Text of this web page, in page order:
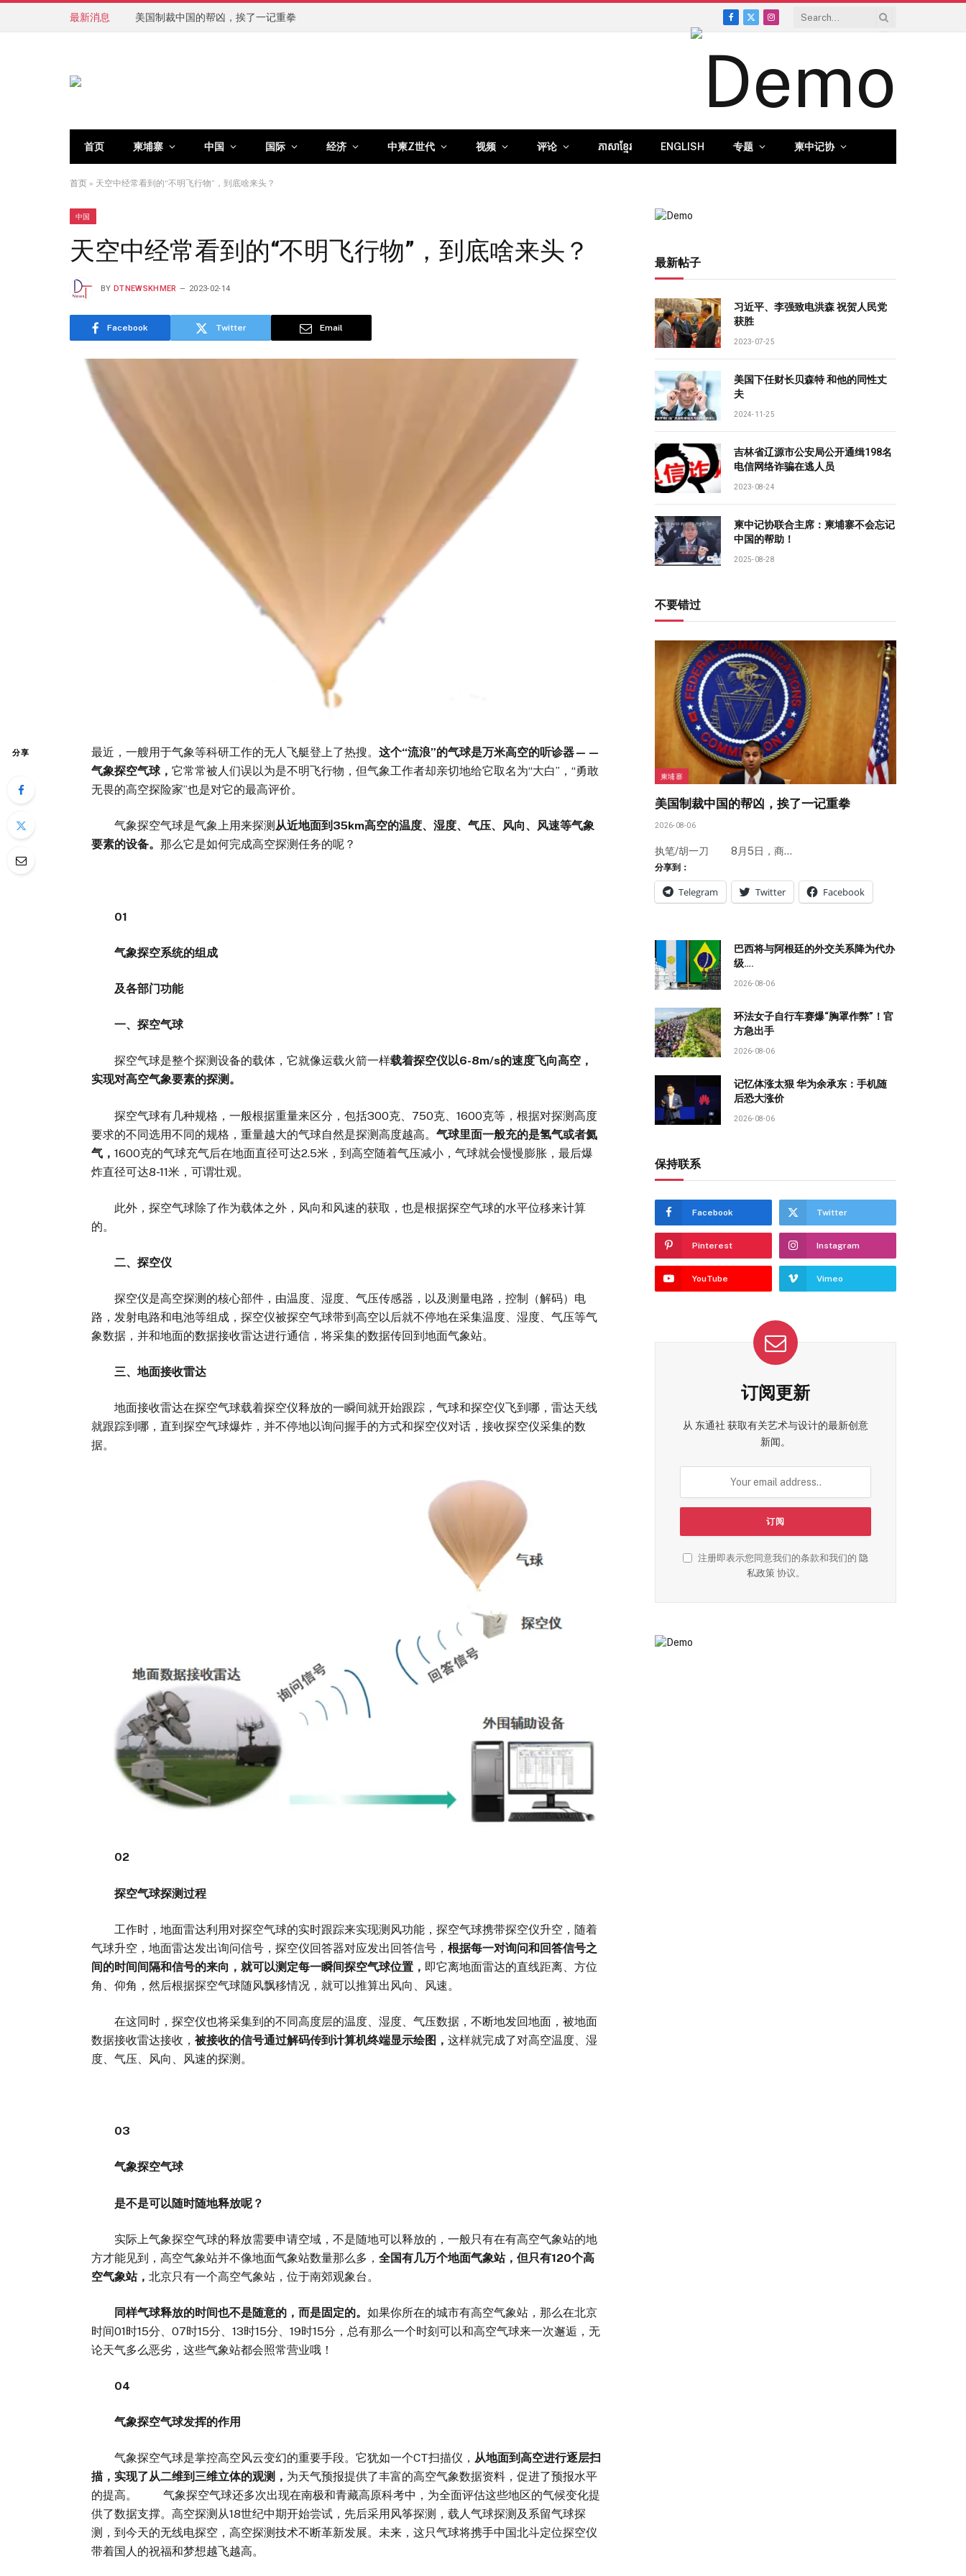
最新消息 美国制裁中国的帮凶，挨了一记重拳
Facebook
X
Instagram
首页 柬埔寨 中国 国际 经济 中柬Z世代 视频 评论 ភាសាខ្មែរ ENGLISH 专题 柬中记协
首页 » 天空中经常看到的“不明飞行物”，到底啥来头？
中国
天空中经常看到的“不明飞行物”，到底啥来头？
BY DTNEWSKHMER 2023-02-14
Facebook Twitter Email
分享 最近，一艘用于气象等科研工作的无人飞艇登上了热搜。这个“流浪”的气球是万米高空的听诊器——
气象探空气球，它常常被人们误以为是不明飞行物，但气象工作者却亲切地给它取名为“大白”，“勇敢
无畏的高空探险家”也是对它的最高评价。
气象探空气球是气象上用来探测 从近地面到 35km高空的温度、湿度、气压、风向、风速等气象
要素的设备。那么它是如何完成高空探测任务的呢？
01
气象探空系统的组成
及各部门功能
一、探空气球
探空气球是整个探测设备的载体，它就像运载火箭一样载着探空仪以6-8m/s的速度飞向高空，
实现对高空气象要素的探测。
探空气球有几种规格，一般根据重量来区分，包括300克、750克、1600克等，根据对探测高度
要求的不同选用不同的规格，重量越大的气球自然是探测高度越高。气球里面一般充的是氢气或者氦
气，1600克的气球充气后在地面直径可达2.5米，到高空随着气压减小，气球就会慢慢膨胀，最后爆
炸直径可达8-11米，可谓壮观。
此外，探空气球除了作为载体之外，风向和风速的获取，也是根据探空气球的水平位移来计算
的。
二、探空仪
探空仪是高空探测的核心部件，由温度、湿度、气压传感器，以及测量电路，控制（解码）电
路，发射电路和电池等组成，探空仪被探空气球带到高空以后就不停地在采集温度、湿度、气压等气
象数据，并和地面的数据接收雷达进行通信，将采集的数据传回到地面气象站。
三、地面接收雷达
地面接收雷达在探空气球载着探空仪释放的一瞬间就开始跟踪，气球和探空仪飞到哪，雷达天线
就跟踪到哪，直到探空气球爆炸，并不停地以询问握手的方式和探空仪对话，接收探空仪采集的数
据。
02
探空气球探测过程
工作时，地面雷达利用对探空气球的实时跟踪来实现测风功能，探空气球携带探空仪升空，随着
气球升空，地面雷达发出询问信号，探空仪回答器对应发出回答信号，根据每一对询问和回答信号之
间的时间间隔和信号的来向，就可以测定每一瞬间探空气球位置， 即它离地面雷达的直线距离、方位
角、仰角，然后根据探空气球随风飘移情况，就可以推算出风向、风速。
在这同时，探空仪也将采集到的不同高度层的温度、湿度、气压数据，不断地发回地面，被地面
数据接收雷达接收，被接收的信号通过解码传到计算机终端显示绘图，这样就完成了对高空温度、湿
度、气压、风向、风速的探测。
03
气象探空气球
是不是可以随时随地释放呢？
实际上气象探空气球的释放需要申请空域，不是随地可以释放的，一般只有在有高空气象站的地
方才能见到，高空气象站并不像地面气象站数量那么多，全国有几万个地面气象站，但只有120个高
空气象站，北京只有一个高空气象站，位于南郊观象台。
同样气球释放的时间也不是随意的，而是固定的。如果你所在的城市有高空气象站，那么在北京
时间01时15分、07时15分、13时15分、19时15分，总有那么一个时刻可以和高空气球来一次邂逅，无
论天气多么恶劣，这些气象站都会照常营业哦！
04
气象探空气球发挥的作用
气象探空气球是掌控高空风云变幻的重要手段。它犹如一个CT扫描仪， 从地面到高空进行逐层扫
描，实现了从二维到三维立体的观测， 为天气预报提供了丰富的高空气象数据资料，促进了预报水平
的提高。 气象探空气球还多次出现在南极和青藏高原科考中，为全面评估这些地区的气候变化提
供了数据支撑。高空探测从18世纪中期开始尝试，先后采用风筝探测，载人气球探测及系留气球探
测，到今天的无线电探空，高空探测技术不断革新发展。未来，这只气球将携手中国北斗定位探空仪
带着国人的祝福和梦想越飞越高。
最新帖子
习近平、李强致电洪森 祝贺人民党
获胜
2023-07-25
美国下任财长贝森特 和他的同性丈
夫
2024-11-25
吉林省辽源市公安局公开通缉198名
电信网络诈骗在逃人员
2023-08-24
柬中记协联合主席：柬埔寨不会忘记
中国的帮助！
2025-08-28
不要错过
柬埔寨
美国制裁中国的帮凶，挨了一记重拳
2026-08-06
执笔/胡一刀 8月5日，商…
分享到：
Telegram Twitter Facebook
巴西将与阿根廷的外交关系降为代办
级….
2026-08-06
环法女子自行车赛爆“胸罩作弊”！官
方急出手
2026-08-06
记忆体涨太狠 华为余承东：手机随
后恐大涨价
2026-08-06
保持联系
Facebook Twitter
Pinterest Instagram
YouTube Vimeo
订阅更新
从 东通社 获取有关艺术与设计的最新创意
新闻。
注册即表示您同意我们的条款和我们的 隐
私政策协议。